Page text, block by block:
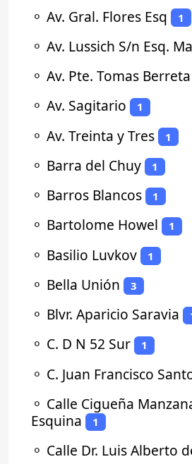
⚬ Av. Gral. Flores Esq 1
⚬ Av. Lussich S/n Esq.
⚬ Av. Pte. Tomas Berreta
⚬ Av. Sagitario 1
⚬ Av. Treinta y Tres 1
⚬ Barra del Chuy 1
⚬ Barros Blancos 1
⚬ Bartolome Howel 1
⚬ Basilio Luvkov 1
⚬ Bella Unión 3
⚬ Blvr. Aparicio Saravia
⚬ C. D N 52 Sur 1
⚬ C. Juan Francisco
⚬ Calle Cigueña
Esquina
1
⚬ Calle Dr. Luis Alberto